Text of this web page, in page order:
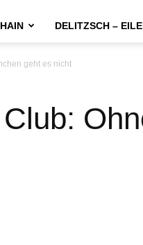
DELITZSCH –
geht es nicht